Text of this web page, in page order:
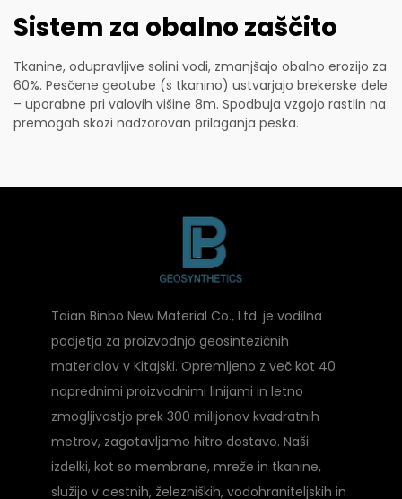
Sistem za obalno zaščito
Tkanine, odupravljive solini vodi, zmanjšajo obalno erozijo za
60%. Pesčene geotube (s tkanino) ustvarjajo brekerske dele
– uporabne pri valovih višine 8m. Spodbuja vzgojo rastlin na
premogah skozi nadzorovan prilaganja peska.
Taian Binbo New Material Co., Ltd. je vodilna
podjetja za proizvodnjo geosintezičnih
materialov v Kitajski. Opremljeno z več kot 40
naprednimi proizvodnimi linijami in letno
zmogljivostjo prek 300 milijonov kvadratnih
metrov, zagotavljamo hitro dostavo. Naši
izdelki, kot so membrane, mreže in tkanine,
služijo v cestnih, železniških, vodohraniteljskih in